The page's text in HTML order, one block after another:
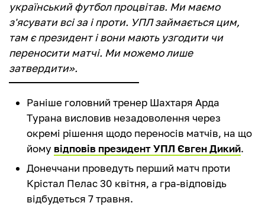
український футбол процвітав. Ми маємо
з'ясувати всі за і проти. УПЛ займається цим,
там є президент і вони мають узгодити чи
переносити матчі. Ми можемо лише
затвердити».
Раніше головний тренер Шахтаря Арда
Турана висловив незадоволення через
окремі рішення щодо переносів матчів, на що
йому відповів президент УПЛ Євген Дикий.
Донеччани проведуть перший матч проти
Крістал Пелас 30 квітня, а гра-відповідь
відбудеться 7 травня.